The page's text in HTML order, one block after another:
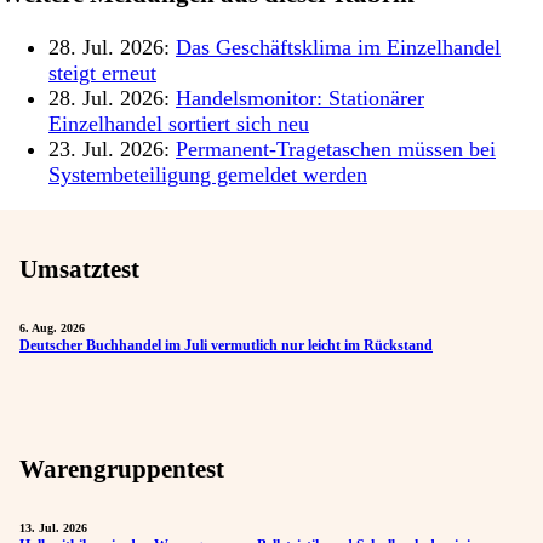
28. Jul. 2026: Das Geschäftsklima im Einzelhandel
steigt erneut
28. Jul. 2026: Handelsmonitor: Stationärer
Einzelhandel sortiert sich neu
23. Jul. 2026: Permanent-Tragetaschen müssen bei
Systembeteiligung gemeldet werden
Umsatztest
6. Aug. 2026
Deutscher Buchhandel im Juli vermutlich nur leicht im Rückstand
Warengruppentest
13. Jul. 2026